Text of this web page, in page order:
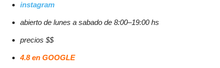
instagram
abierto de lunes a sabado de 8:00–19:00 hs
precios $$
4.8 en GOOGLE